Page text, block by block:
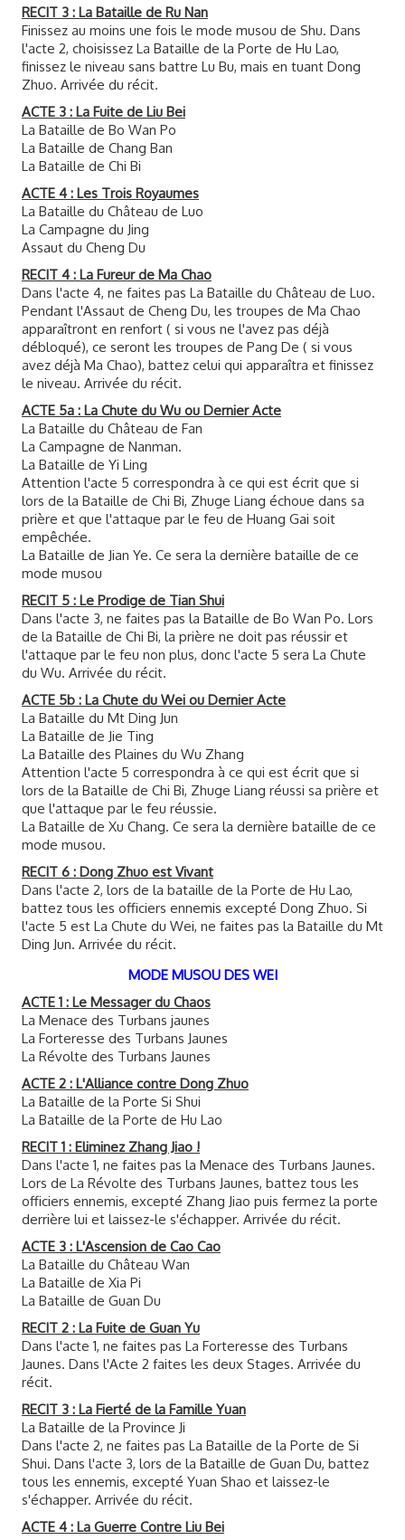
RECIT 3 : La Bataille de Ru Nan
Finissez au moins une fois le mode musou de Shu. Dans
l'acte 2, choisissez La Bataille de la Porte de Hu Lao,
finissez le niveau sans battre Lu Bu, mais en tuant Dong
Zhuo. Arrivée du récit.
ACTE 3 : La Fuite de Liu Bei
La Bataille de Bo Wan Po
La Bataille de Chang Ban
La Bataille de Chi Bi
ACTE 4 : Les Trois Royaumes
La Bataille du Château de Luo
La Campagne du Jing
Assaut du Cheng Du
RECIT 4 : La Fureur de Ma Chao
Dans l'acte 4, ne faites pas La Bataille du Château de Luo.
Pendant l'Assaut de Cheng Du, les troupes de Ma Chao
apparaîtront en renfort ( si vous ne l'avez pas déjà
débloqué), ce seront les troupes de Pang De ( si vous
avez déjà Ma Chao), battez celui qui apparaîtra et finissez
le niveau. Arrivée du récit.
ACTE 5a : La Chute du Wu ou Dernier Acte
La Bataille du Château de Fan
La Campagne de Nanman.
La Bataille de Yi Ling
Attention l'acte 5 correspondra à ce qui est écrit que si
lors de la Bataille de Chi Bi, Zhuge Liang échoue dans sa
prière et que l'attaque par le feu de Huang Gai soit
empêchée.
La Bataille de Jian Ye. Ce sera la dernière bataille de ce
mode musou
RECIT 5 : Le Prodige de Tian Shui
Dans l'acte 3, ne faites pas la Bataille de Bo Wan Po. Lors
de la Bataille de Chi Bi, la prière ne doit pas réussir et
l'attaque par le feu non plus, donc l'acte 5 sera La Chute
du Wu. Arrivée du récit.
ACTE 5b : La Chute du Wei ou Dernier Acte
La Bataille du Mt Ding Jun
La Bataille de Jie Ting
La Bataille des Plaines du Wu Zhang
Attention l'acte 5 correspondra à ce qui est écrit que si
lors de la Bataille de Chi Bi, Zhuge Liang réussi sa prière et
que l'attaque par le feu réussie.
La Bataille de Xu Chang. Ce sera la dernière bataille de ce
mode musou.
RECIT 6 : Dong Zhuo est Vivant
Dans l'acte 2, lors de la bataille de la Porte de Hu Lao,
battez tous les officiers ennemis excepté Dong Zhuo. Si
l'acte 5 est La Chute du Wei, ne faites pas la Bataille du Mt
Ding Jun. Arrivée du récit.
MODE MUSOU DES WEI
ACTE 1 : Le Messager du Chaos
La Menace des Turbans jaunes
La Forteresse des Turbans Jaunes
La Révolte des Turbans Jaunes
ACTE 2 : L'Alliance contre Dong Zhuo
La Bataille de la Porte Si Shui
La Bataille de la Porte de Hu Lao
RECIT 1 : Eliminez Zhang Jiao !
Dans l'acte 1, ne faites pas la Menace des Turbans Jaunes.
Lors de La Révolte des Turbans Jaunes, battez tous les
officiers ennemis, excepté Zhang Jiao puis fermez la porte
derrière lui et laissez-le s'échapper. Arrivée du récit.
ACTE 3 : L'Ascension de Cao Cao
La Bataille du Château Wan
La Bataille de Xia Pi
La Bataille de Guan Du
RECIT 2 : La Fuite de Guan Yu
Dans l'acte 1, ne faites pas La Forteresse des Turbans
Jaunes. Dans l'Acte 2 faites les deux Stages. Arrivée du
récit.
RECIT 3 : La Fierté de la Famille Yuan
La Bataille de la Province Ji
Dans l'acte 2, ne faites pas La Bataille de la Porte de Si
Shui. Dans l'acte 3, lors de la Bataille de Guan Du, battez
tous les ennemis, excepté Yuan Shao et laissez-le
s'échapper. Arrivée du récit.
ACTE 4 : La Guerre Contre Liu Bei